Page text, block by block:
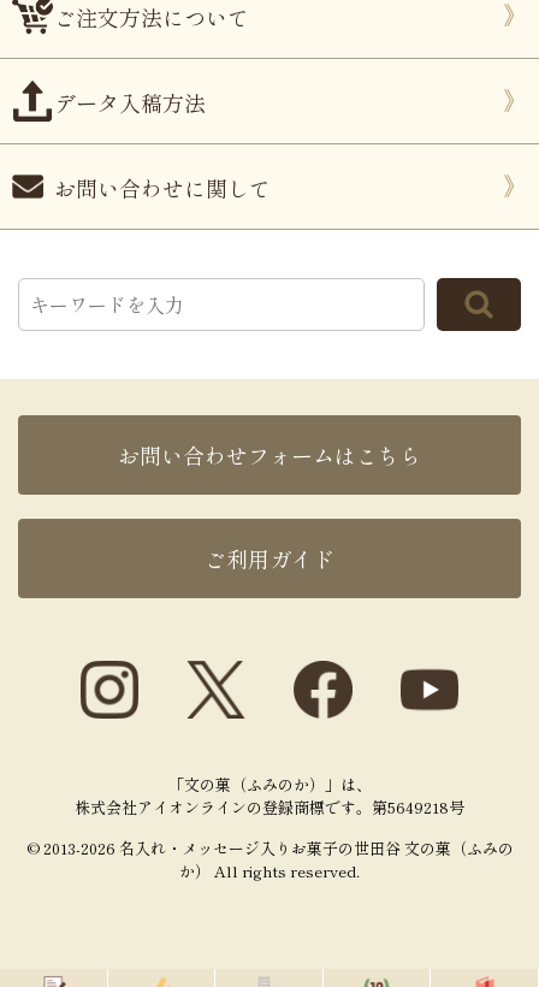
ご注文方法について
データ入稿方法
お問い合わせに関して
お問い合わせフォームはこちら
ご利用ガイド
「文の菓（ふみのか）」は、
株式会社アイオンラインの登録商標です。第5649218号
© 2013-2026 名入れ・メッセージ入りお菓子の世田谷 文の菓（ふみの
か） All rights reserved.